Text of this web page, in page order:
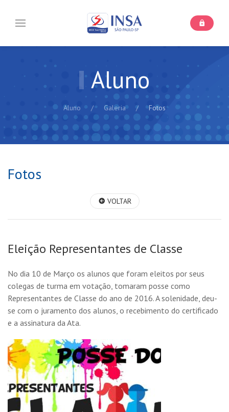
Aluno
Aluno Galeria Fotos
Fotos
VOLTAR
Eleição Representantes de Classe
No dia 10 de Março os alunos que foram eleitos por seus
colegas de turma em votação, tomaram posse como
Representantes de Classe do ano de 2016. A solenidade, deu-
se com o juramento dos alunos, o recebimento do certificado
e a assinatura da Ata.